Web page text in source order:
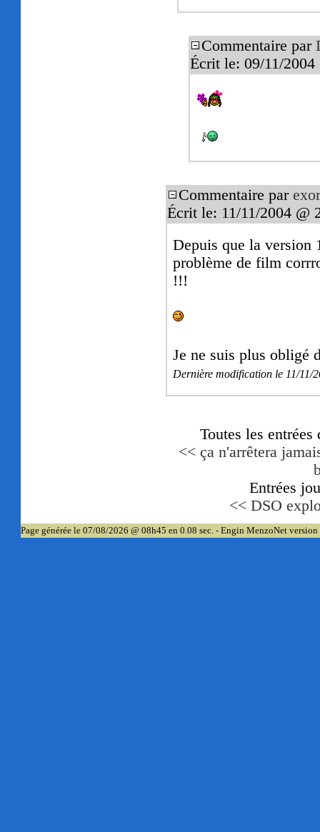
Commentaire par
Écrit le: 09/11/2004
Commentaire par
Écrit le: 11/11/2004 @
Depuis que la version
problème de film
!!!
Je ne suis plus obligé
Dernière modification le 11/11/
Toutes les
<< ça n'arrêtera
Entrées
<< DSO
Page générée le 07/08/2026 @ 08h45 en 0.08 sec. - Engin MenzoNet